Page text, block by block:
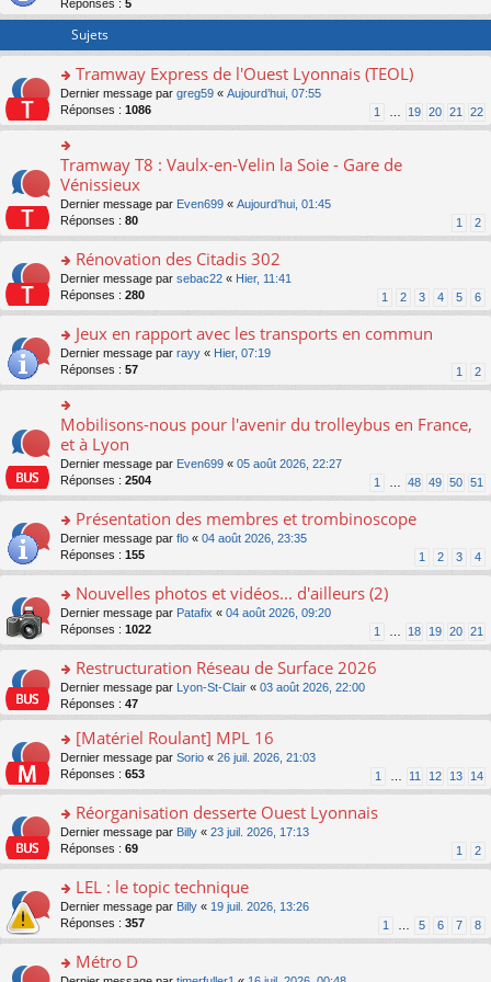
er
s
s
a
g
e
n
o
n
lu
le
pl
u
s
ré
c
nt
Réponses : 5
Sujets
o
n
s
ult
er
le
m
e
s
s
a
g
e
n
lu
le
pl
u
s
ré
c
e
nt
Tramway Express de l'Ouest Lyonnais (TEOL)
Dernier message par greg59 « Aujourd’hui, 07:55
Réponses : 1086 1 19 20 21 22
o
n
ult
er
le
m
e
s
s
a
g
e
n
o
n
lu
le
pl
u
c
e
nt
Tramway T8 : Vaulx-en-Velin la Soie - Gare de
Vénissieux
Dernier message par Even699 « Aujourd’hui, 01:45
Réponses : 80 1 2
o
n
s
ult
er
le
m
e
s
s
a
g
e
n
lu
le
pl
u
s
ré
nt
Rénovation des Citadis 302
Dernier message par sebac22 « Hier, 11:41
Réponses : 280 1 2 3 4 5 6
o
n
s
ult
er
le
m
e
s
s
a
g
e
n
lu
le
pl
u
s
ré
c
nt
Jeux en rapport avec les transports en commun
Dernier message par rayy « Hier, 07:19
Réponses : 57 1 2
o
n
ult
er
le
m
e
s
s
a
g
e
n
o
n
lu
le
pl
u
s
ré
nt
Mobilisons-nous pour l'avenir du trolleybus en France,
et à Lyon
Dernier message par Even699 « 05 août 2026, 22:27
Réponses : 2504 1 48 49 50 51
o
n
s
ult
er
le
m
e
s
s
a
g
e
n
o
le
pl
u
s
ré
c
e
Présentation des membres et trombinoscope
Dernier message par flo « 04 août 2026, 23:35
Réponses : 155 1 2 3 4
o
n
s
ult
er
le
m
s
s
a
g
e
n
o
le
pl
u
s
ré
c
Nouvelles photos et vidéos... d'ailleurs (2)
Dernier message par Patafix « 04 août 2026, 09:20
Réponses : 1022 1 18 19 20 21
o
n
s
ult
er
le
s
s
a
g
e
n
o
le
Restructuration Réseau de Surface 2026
Dernier message par Lyon-St-Clair « 03 août 2026, 22:00
Réponses : 47
o
n
s
ult
er
le
m
e
s
s
a
g
n
[Matériel Roulant] MPL 16
Dernier message par Sorio « 26 juil. 2026, 21:03
Réponses : 653 1 11 12 13 14
o
n
s
ult
er
le
m
e
s
Réorganisation desserte Ouest Lyonnais
Dernier message par Billy « 23 juil. 2026, 17:13
Réponses : 69 1 2
o
n
s
ult
er
LEL : le topic technique
Dernier message par Billy « 19 juil. 2026, 13:26
Réponses : 357 1 5 6 7 8
Métro D